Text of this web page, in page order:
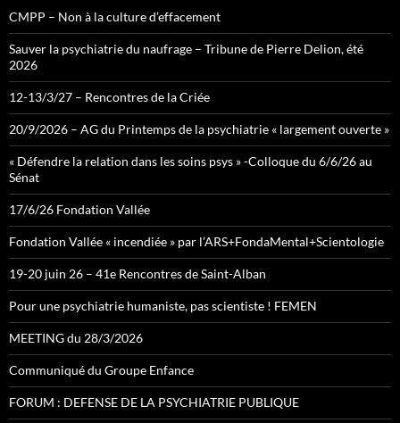
CMPP – Non à la culture d’effacement
Sauver la psychiatrie du naufrage – Tribune de Pierre Delion, été
2026
12-13/3/27 – Rencontres de la Criée
20/9/2026 – AG du Printemps de la psychiatrie « largement ouverte »
« Défendre la relation dans les soins psys » -Colloque du 6/6/26 au
Sénat
17/6/26 Fondation Vallée
Fondation Vallée « incendiée » par l’ARS+FondaMental+Scientologie
19-20 juin 26 – 41e Rencontres de Saint-Alban
Pour une psychiatrie humaniste, pas scientiste ! FEMEN
MEETING du 28/3/2026
Communiqué du Groupe Enfance
FORUM : DEFENSE DE LA PSYCHIATRIE PUBLIQUE